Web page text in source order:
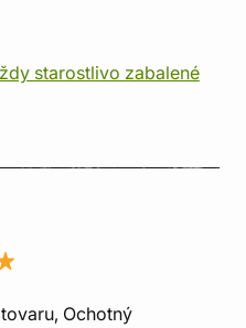
starostlivo zabalené
Ochotný